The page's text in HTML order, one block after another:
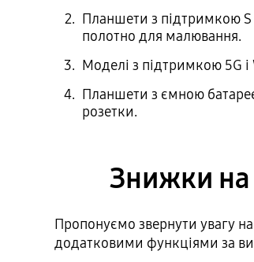
Планшети з підтримкою S
полотно для малювання.
Моделі з підтримкою 5G
Планшети з ємною
розетки.
Знижки на
Пропонуємо звернути увагу
додатковими функціями за